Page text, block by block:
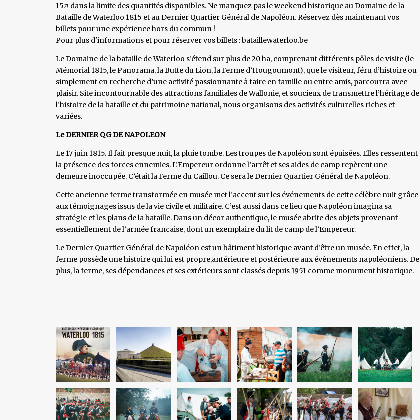
15¤ dans la limite des quantités disponibles. Ne manquez pas le weekend historique au Domaine de la
Bataille de Waterloo 1815 et au Dernier Quartier Général de Napoléon. Réservez dès maintenant vos
billets pour une expérience hors du commun !
Pour plus d'informations et pour réserver vos billets : bataillewaterloo.be
Le Domaine de la bataille de Waterloo s’étend sur plus de 20 ha, comprenant différents pôles de visite (le
Mémorial 1815, le Panorama, la Butte du Lion, la Ferme d’Hougoumont), que le visiteur, féru d’histoire ou
simplement en recherche d’une activité passionnante à faire en famille ou entre amis, parcourra avec
plaisir. Site incontournable des attractions familiales de Wallonie, et soucieux de transmettre l’héritage de
l’histoire de la bataille et du patrimoine national, nous organisons des activités culturelles riches et
variées.
Le DERNIER QG DE NAPOLEON
Le 17 juin 1815. Il fait presque nuit, la pluie tombe. Les troupes de Napoléon sont épuisées. Elles ressentent
la présence des forces ennemies. L’Empereur ordonne l’arrêt et ses aides de camp repèrent une
demeure inoccupée. C’était la Ferme du Caillou. Ce sera le Dernier Quartier Général de Napoléon.
Cette ancienne ferme transformée en musée met l’accent sur les événements de cette célèbre nuit grâce
aux témoignages issus de la vie civile et militaire. C’est aussi dans ce lieu que Napoléon imagina sa
stratégie et les plans de la bataille. Dans un décor authentique, le musée abrite des objets provenant
essentiellement de l’armée française, dont un exemplaire du lit de camp de l’Empereur.
Le Dernier Quartier Général de Napoléon est un bâtiment historique avant d’être un musée. En effet, la
ferme possède une histoire qui lui est propre,antérieure et postérieure aux évènements napoléoniens. De
plus, la ferme, ses dépendances et ses extérieurs sont classés depuis 1951 comme monument historique.